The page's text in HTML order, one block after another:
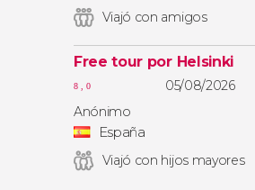
Viajó con amigos
Free tour por Helsinki
8,0
05/08/2026
Anónimo
España
Viajó con hijos mayores